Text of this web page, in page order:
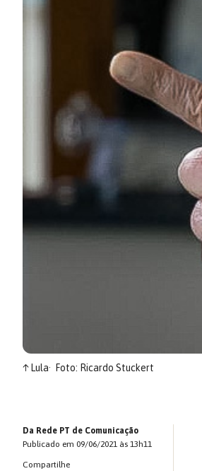
↑Lula Foto: Ricardo Stuckert
Da Rede PT de Comunicação
Publicado em 09/06/2021 às 13h11
Compartilhe